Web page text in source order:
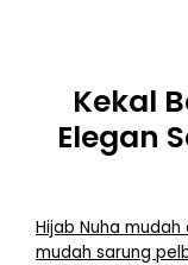
Kekal
Elegan
Hijab Nuha
mudah sarung